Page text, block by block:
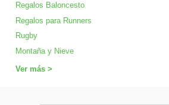
Regalos Baloncesto
Regalos para Runners
Rugby
Montaña y Nieve
Ver más >